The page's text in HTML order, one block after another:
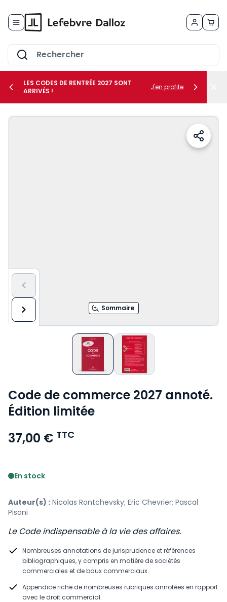
le sous-menu Vos métiers
LES CODES DE RENTRÉE 2027 SONT
ARRIVÉS !
J'en profite
Sommaire
Code de commerce 2027 annoté.
Édition limitée
37,00 € TTC
En stock
Auteur(s) : Nicolas Rontchevsky; Eric Chevrier; Pascal
Pisoni
Le Code indispensable à la vie des affaires.
Nombreuses annotations de jurisprudence et références
bibliographiques, y compris en matière de sociétés
commerciales et de baux commerciaux.
Appendice riche de nombreuses rubriques annotées en rapport
avec le droit commercial.